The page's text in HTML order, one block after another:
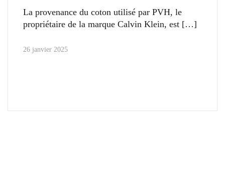
La provenance du coton utilisé par PVH, le
propriétaire de la marque Calvin Klein, est
26 janvier 2025